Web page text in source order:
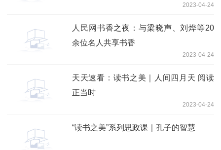
2023-04-24
人民网书香之夜：与梁晓声、刘烨等20
余位名人共享书香
2023-04-24
天天速看：读书之美｜人间四月天 阅读
正当时
2023-04-24
“读书之美”系列思政课｜孔子的智慧